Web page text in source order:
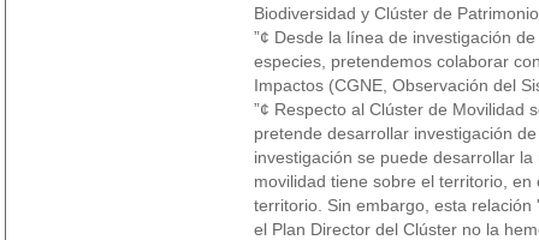
Biodiversidad y Clúster de
”¢ Desde la línea de investigación
especies, pretendemos colaborar
Impactos (CGNE, Observación del
”¢ Respecto al Clúster de
pretende desarrollar investigación
investigación se puede desarrollar
movilidad tiene sobre el territorio,
territorio. Sin embargo, esta
el Plan Director del Clúster no la